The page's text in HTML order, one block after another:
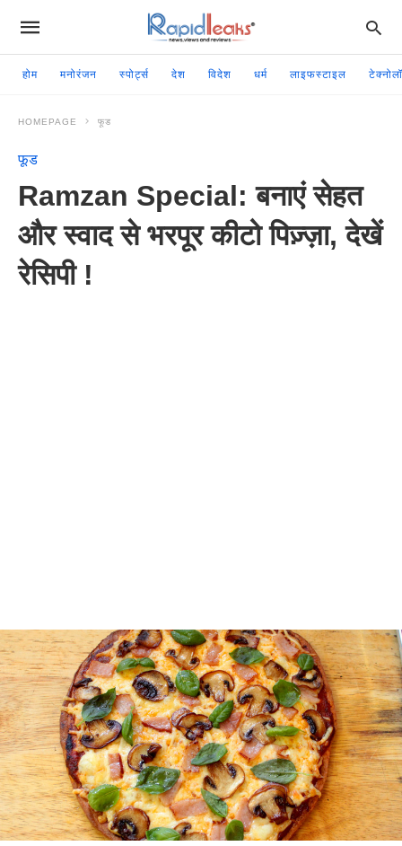
होम मनोरंजन स्पोर्ट्स देश विदेश धर्म लाइफस्टाइल
HOMEPAGE फूड
फूड
Ramzan Special: बनाएं सेहत
और स्वाद से भरपूर कीटो पिज़्ज़ा, देखें
रेसिपी !